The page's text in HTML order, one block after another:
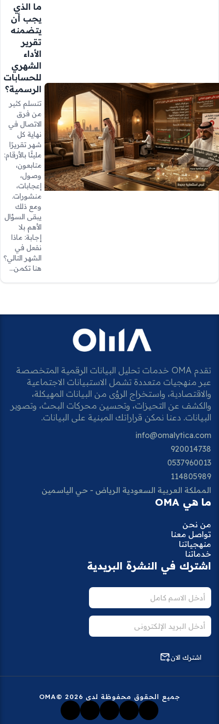
ما الذي
يجب أن
يتضمنه
تقرير
الأداء
الشهري
للحسابات
الرسمية؟
تتسلم كثير
من فرق
الاتصال في
نهاية كل
شهر تقريرًا
مليئًا بالأرقام:
متابعون،
وصول،
إعجابات،
منشورات.
ومع ذلك
يبقى السؤال
الأهم بلا
إجابة: ماذا
نفعل في
الشهر التالي؟
هنا تكمن…
تقدم OMA خدمات تحليل البيانات الرقمية المتخصصة
عبر منهجيات متعددة تشمل الاستبيانات الاجتماعية
والاقتصادية، واستخراج الرؤى من البيانات المهيكلة،
والكشف عن التحيزات، وتحسين محركات البحث، وتصوير
البيانات. دعنا نمكن قراراتك المبنية على البيانات.
info@omalytica.com
920014738
0537960013
114805989
المملكة العربية السعودية الرياض - حي الياسمين
ما هي OMA
من نحن
تواصل معنا
منهجياتنا
خدماتنا
اشترك في النشرة البريدية
اشترك الان
جميع الحقوق محفوظة لدى 2026 ©OMA